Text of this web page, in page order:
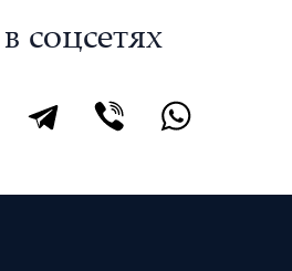
соцсетях